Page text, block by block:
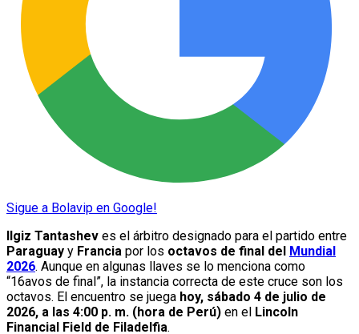
Sigue a Bolavip en Google!
Ilgiz Tantashev es el árbitro designado para el partido entre
Paraguay y Francia por los octavos de final del
Mundial
2026. Aunque en algunas llaves se lo menciona como
“16avos de final”, la instancia correcta de este cruce son los
octavos. El encuentro se juega hoy, sábado 4 de julio de
2026, a las 4:00 p. m. (hora de Perú) en el Lincoln
Financial Field de Filadelfia.